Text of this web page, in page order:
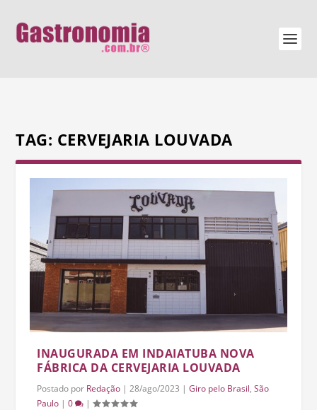
TAG: CERVEJARIA LOUVADA
INAUGURADA EM INDAIATUBA NOVA
FÁBRICA DA CERVEJARIA LOUVADA
Postado por Redação |28/ago/2023 |Giro pelo Brasil,São
Paulo |0 |